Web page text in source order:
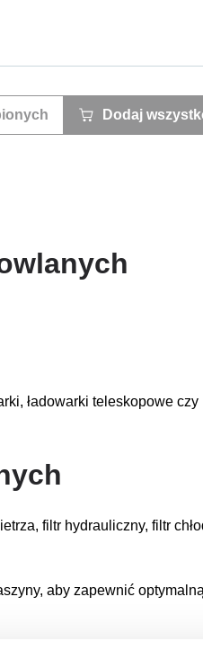
Dodaj
ładowarki teleskopowe
filtr hydrauliczny, filtr
aby zapewnić